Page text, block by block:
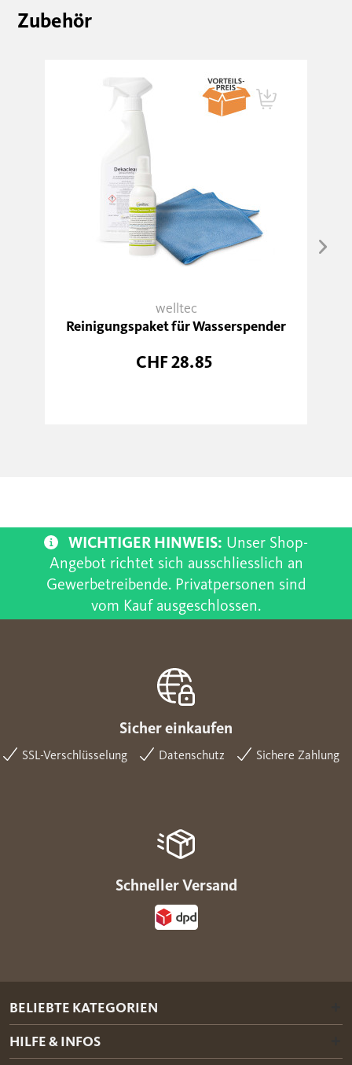
Zubehör
welltec
Reinigungspaket für Wasserspender
CHF 28.85
WICHTIGER HINWEIS: Unser Shop-
Angebot richtet sich ausschliesslich an
Gewerbetreibende. Privatpersonen sind
vom Kauf ausgeschlossen.
Sicher einkaufen
SSL-Verschlüsselung Datenschutz Sichere Zahlung
Schneller Versand
BELIEBTE KATEGORIEN
HILFE & INFOS